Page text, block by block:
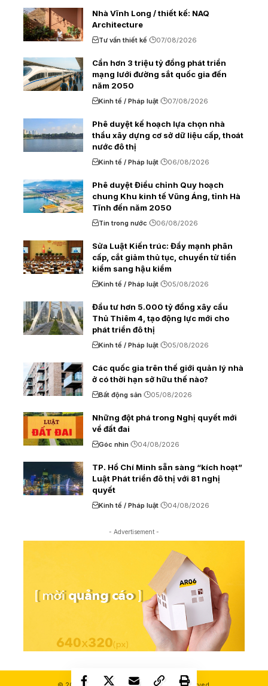
Nhà Vĩnh Long / thiết kế: NAQ
Architecture
Tư vấn thiết kế 07/08/2026
Cần hơn 3 triệu tỷ đồng phát triển
mạng lưới đường sắt quốc gia đến
năm 2050
Kinh tế / Pháp luật 07/08/2026
Phê duyệt kế hoạch lựa chọn nhà
thầu xây dựng cơ sở dữ liệu cấp, thoát
nước đô thị
Kinh tế / Pháp luật 06/08/2026
Phê duyệt Điều chỉnh Quy hoạch
chung Khu kinh tế Vũng Áng, tỉnh Hà
Tĩnh đến năm 2050
Tin trong nước 06/08/2026
Sửa Luật Kiến trúc: Đẩy mạnh phân
cấp, cắt giảm thủ tục, chuyển từ tiền
kiểm sang hậu kiểm
Kinh tế / Pháp luật 05/08/2026
Đầu tư hơn 5.000 tỷ đồng xây cầu
Thủ Thiêm 4, tạo động lực mới cho
phát triển đô thị
Kinh tế / Pháp luật 05/08/2026
Các quốc gia trên thế giới quản lý nhà
ở có thời hạn sở hữu thế nào?
Bất động sản 05/08/2026
Những đột phá trong Nghị quyết mới
về đất đai
Góc nhìn 04/08/2026
TP. Hồ Chí Minh sẵn sàng “kích hoạt”
Luật Phát triển đô thị với 81 nghị
quyết
Kinh tế / Pháp luật 04/08/2026
- Advertisement -